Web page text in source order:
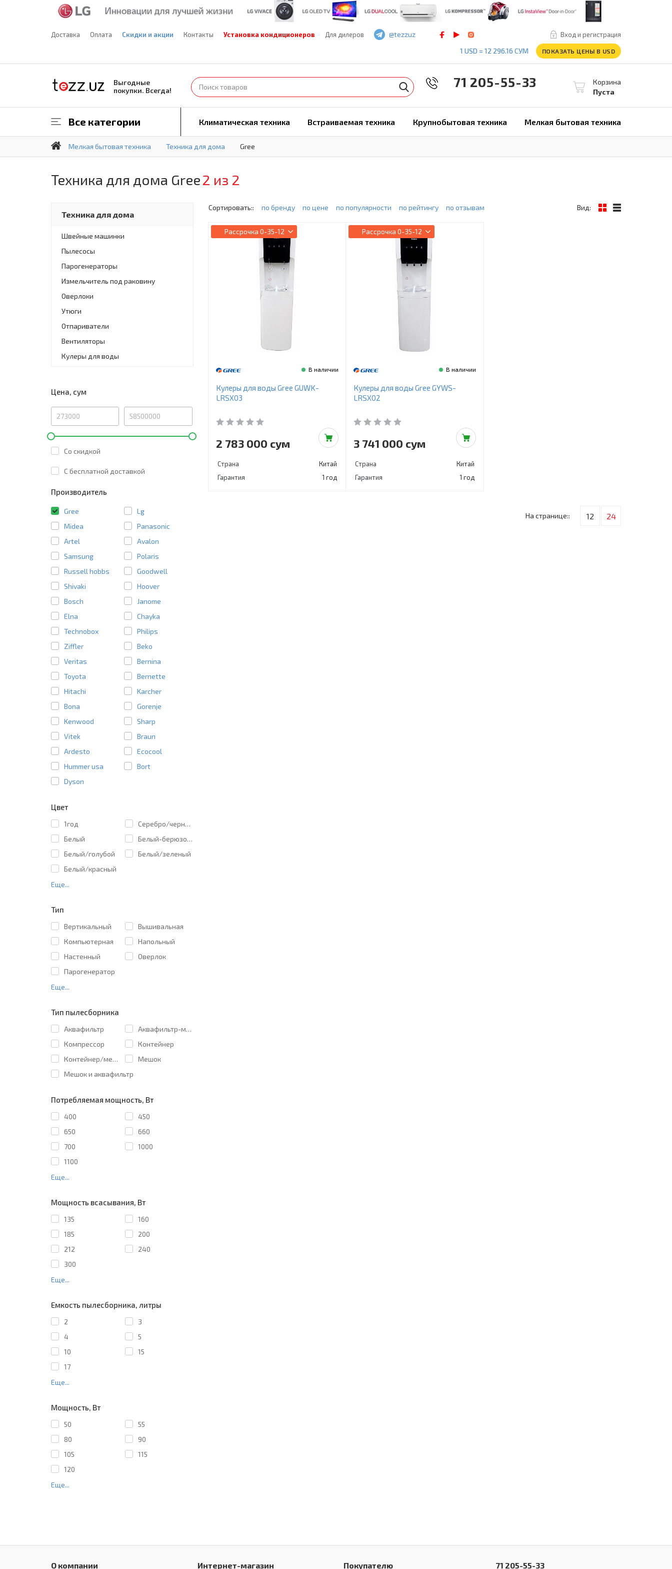
Доставка Оплата Скидки и акции Контакты Установка кондиционеров Для дилеров Вход и регистрация
@tezzuz
1 USD = 12 296.16 СУМ
ПОКАЗАТЬ ЦЕНЫ В USD
Выгодные
покупки. Всегда!
Корзина
Пуста
71 205-55-33
Все категории Климатическая техника Встраиваемая техника Крупнобытовая техника Мелкая бытовая техника
Мелкая бытовая техника Техника для дома Gree
Техника для дома Gree2 из 2
Техника для дома
Швейные машинки
Пылесосы
Парогенераторы
Измельчитель под раковину
Оверлоки
Утюги
Отпариватели
Вентиляторы
Кулеры для воды
Цена, сум
Со скидкой
C бесплатной доставкой
Производитель
Gree
Lg
Midea
Panasonic
Artel
Avalon
Samsung
Polaris
Russell hobbs
Goodwell
Shivaki
Hoover
Bosch
Janome
Elna
Chayka
Technobox
Philips
Ziffler
Beko
Veritas
Bernina
Toyota
Bernette
Hitachi
Karcher
Bona
Gorenje
Kenwood
Sharp
Vitek
Braun
Ardesto
Ecocool
Hummer usa
Bort
Dyson
Цвет
1год
Cеребро/черный
Белый
Белый-берюзовы
Белый/голубой
Белый/зеленый
Белый/красный
Еще...
Тип
Вертикальный
Вышивальная
Компьютерная
Напольный
Настенный
Оверлок
Парогенератор
Еще...
Тип пылесборника
Аквафильтр
Аквафильтр-мешок
Компрессор
Контейнер
Контейнер/мешок
Мешок
Мешок и аквафильтр
Потребляемая мощность, Вт
400
450
650
660
700
1000
1100
Еще...
Мощность всасывания, Вт
135
160
185
200
212
240
300
Еще...
Емкость пылесборника, литры
2
3
4
5
10
15
17
Еще...
Мощность, Вт
50
55
80
90
105
115
120
Еще...
Сортировать:: по бренду по цене по популярности по рейтингу по отзывам Вид:
Рассрочка 0-35-12
В наличии
Кулеры для воды Gree GUWK-
LRSX03
2 783 000 сум
Страна
Китай
Гарантия
1 год
Рассрочка 0-35-12
В наличии
Кулеры для воды Gree GYWS-
LRSX02
3 741 000 сум
Страна
Китай
Гарантия
1 год
На странице:: 12 24
О компании Интернет-магазин Покупателю 71 205-55-33